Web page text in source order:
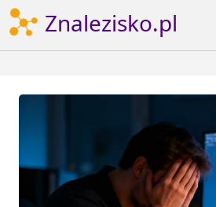
Znalezisko.pl